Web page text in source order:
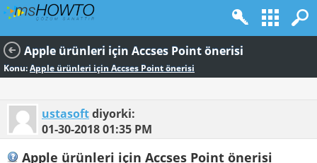
Apple ürünleri için Accses Point önerisi
Konu:Apple ürünleri için Accses Point önerisi
ustasoftdiyorki:
01-30-201801:35 PM
Apple ürünleri için Accses Point önerisi